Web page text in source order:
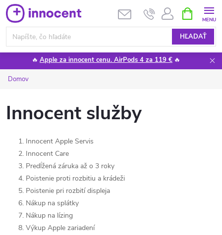
Prejsť
na
obsah
HĽADAŤ
KOŠÍK
🔥 Apple za innocent cenu. AirPods 4 za 119 € 🔥
Domov
Innocent služby
Innocent Apple Servis
Innocent Care
Predĺžená záruka až o 3 roky
Poistenie proti rozbitiu a krádeži
Poistenie pri rozbití displeja
Nákup na splátky
Nákup na lízing
Výkup Apple zariadení